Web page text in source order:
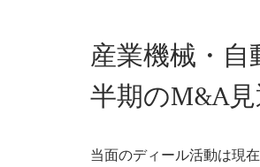
産業機械・
半期のM&A見
当面のディール活動は現